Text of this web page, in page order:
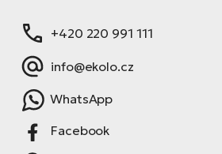
+420 220 991 111
info@ekolo.cz
WhatsApp
Facebook